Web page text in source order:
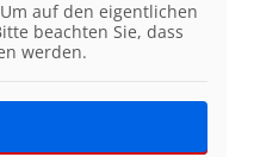
auf den eigentlichen
beachten Sie, dass
werden.